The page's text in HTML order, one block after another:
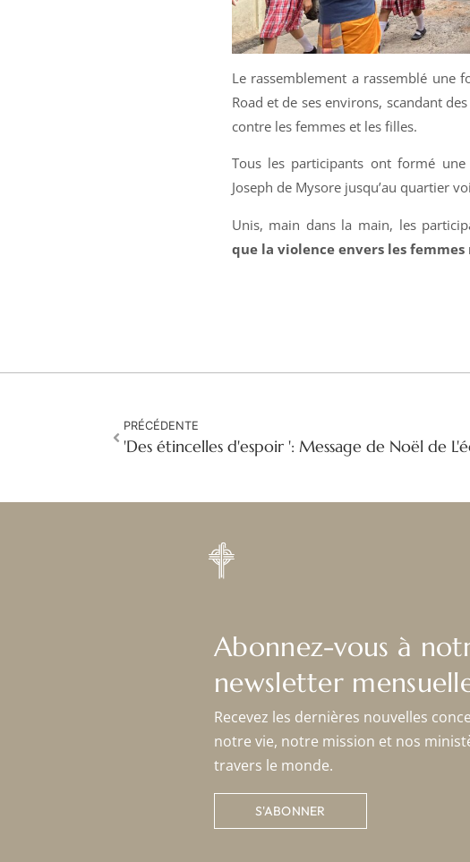
Le rassemblement a rassemblé une
Road et de ses environs, scandant
contre les femmes et les filles.
Tous les participants ont formé
Joseph de Mysore jusqu’au quartier
Unis, main dans la main, les
que la violence envers les femmes
PRÉCÉDENTE
Abonnez-vous à
newsletter
Recevez les dernières nouvelles
notre vie, notre mission et nos
travers le monde.
S'ABONNER